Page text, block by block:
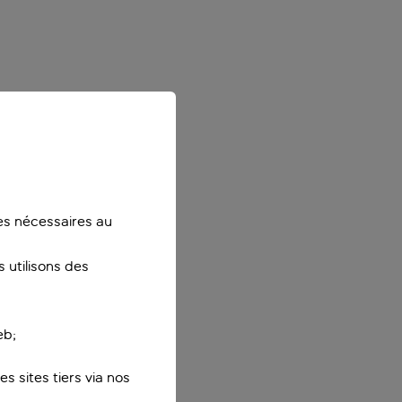
nécessaires au
utilisons des
sites tiers via nos